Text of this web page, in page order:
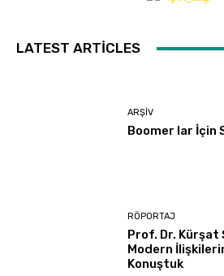
LATEST ARTICLES
ARŞIV
Boomer lar İçin
RÖPORTAJ
Prof. Dr. Kürşat
Modern
Konuştuk